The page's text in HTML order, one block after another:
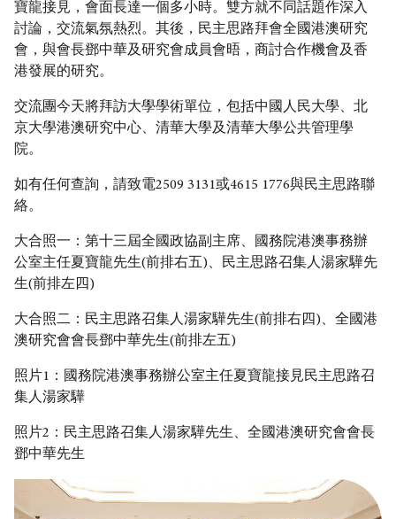
寶龍接見，會面長達一個多小時。雙方就不同話題作深入
討論，交流氣氛熱烈。其後，民主思路拜會全國港澳研究
會，與會長鄧中華及研究會成員會晤，商討合作機會及香
港發展的研究。
交流團今天將拜訪大學學術單位，包括中國人民大學、北
京大學港澳研究中心、清華大學及清華大學公共管理學
院。
如有任何查詢，請致電2509 3131或4615 1776與民主思路聯
絡。
大合照一：第十三屆全國政協副主席、國務院港澳事務辦
公室主任夏寶龍先生(前排右五)、民主思路召集人湯家驊先
生(前排左四)
大合照二：民主思路召集人湯家驊先生(前排右四)、全國港
澳研究會會長鄧中華先生(前排左五)
照片1：國務院港澳事務辦公室主任夏寶龍接見民主思路召
集人湯家驊
照片2：民主思路召集人湯家驊先生、全國港澳研究會會長
鄧中華先生